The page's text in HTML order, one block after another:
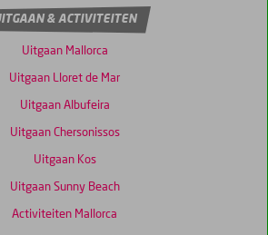
& ACTIVITEITEN
Uitgaan Mallorca
Uitgaan Lloret de Mar
Uitgaan Albufeira
Uitgaan Chersonissos
Uitgaan Kos
Uitgaan Sunny Beach
Activiteiten Mallorca